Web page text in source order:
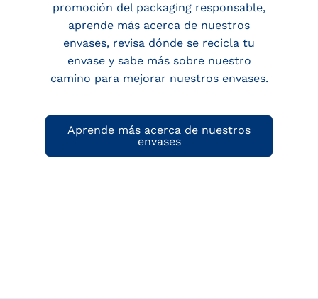
promoción del packaging responsable,
aprende más acerca de nuestros
envases, revisa dónde se recicla tu
envase y sabe más sobre nuestro
camino para mejorar nuestros envases.
Aprende más acerca de nuestros
envases